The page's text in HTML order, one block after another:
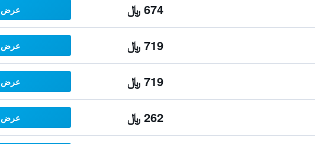
674 ﷼ عرض
719 ﷼ عرض
719 ﷼ عرض
262 ﷼ عرض